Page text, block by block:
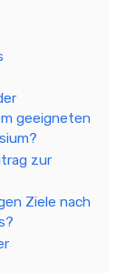
geeigneten
zur
Ziele nach